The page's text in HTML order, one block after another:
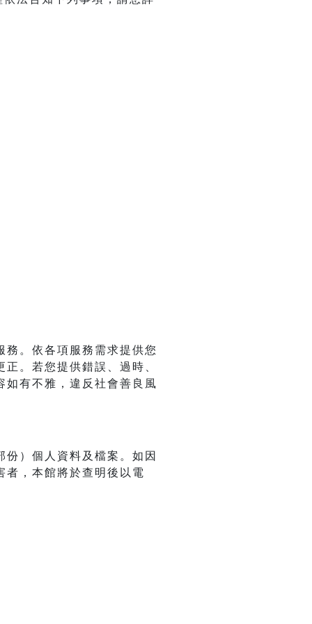
。依各項服務需求提供您
。若您提供錯誤、過時、
如有不雅，違反社會善良風
）個人資料及檔案。如因
者，本館將於查明後以電